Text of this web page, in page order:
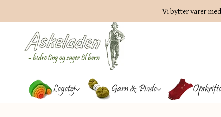
Vi bytter varer
Legetøj Garn & Pinde